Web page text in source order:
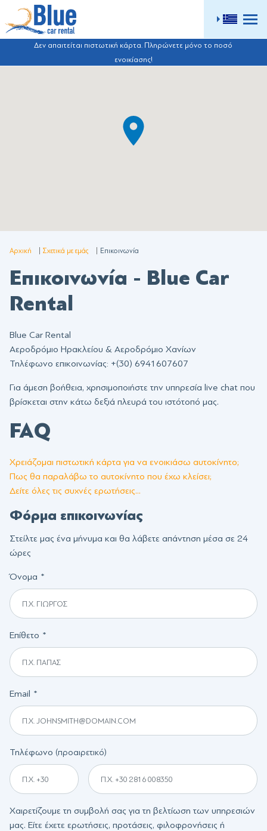
Δεν απαιτείται πιστωτική κάρτα. Πληρώνετε μόνο το ποσό
ενοικίασης!
Αρχική Σχετικά με εμάς Επικοινωνία
Επικοινωνία - Blue Car
Rental
Blue Car Rental
Αεροδρόμιο Ηρακλείου & Αεροδρόμιο Χανίων
Τηλέφωνο επικοινωνίας: +(30) 6941607607
Για άμεση βοήθεια, χρησιμοποιήστε την υπηρεσία live chat που
βρίσκεται στην κάτω δεξιά πλευρά του ιστότοπό μας.
FAQ
Χρειάζομαι πιστωτική κάρτα για να ενοικιάσω αυτοκίνητο;
Πως θα παραλάβω το αυτοκίνητο που έχω κλείσει;
Δείτε όλες τις συχνές ερωτήσεις...
Φόρμα επικοινωνίας
Στείλτε μας ένα μήνυμα και θα λάβετε απάντηση μέσα σε 24
ώρες
Όνομα
Επίθετο
Email
Τηλέφωνο (προαιρετικό)
Χαιρετίζουμε τη συμβολή σας για τη βελτίωση των υπηρεσιών
μας. Είτε έχετε ερωτήσεις, προτάσεις, φιλοφρονήσεις ή